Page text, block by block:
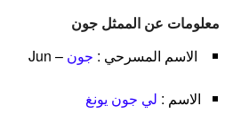
معلومات عن الممثل جون
الاسم المسرحي : جون – Jun
الاسم : لي جون يونغ